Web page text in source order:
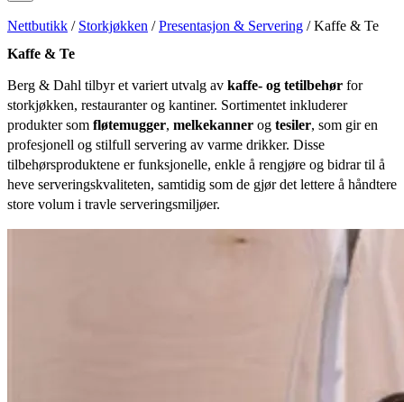
Nettbutikk / Storkjøkken /Presentasjon & Servering / Kaffe & Te
Kaffe & Te
Berg & Dahl tilbyr et variert utvalg av kaffe- og tetilbehør for
storkjøkken, restauranter og kantiner. Sortimentet inkluderer
produkter som fløtemugger, melkekanner og tesiler, som gir en
profesjonell og stilfull servering av varme drikker. Disse
tilbehørsproduktene er funksjonelle, enkle å rengjøre og bidrar til å
heve serveringskvaliteten, samtidig som de gjør det lettere å håndtere
store volum i travle serveringsmiljøer.